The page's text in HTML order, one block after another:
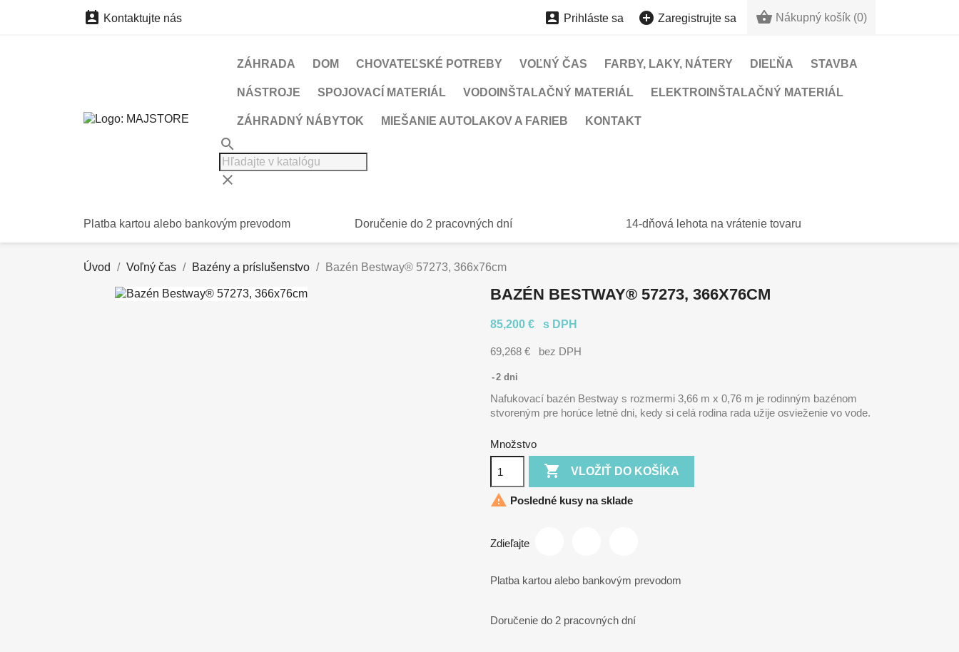
 Kontaktujte nás  Prihláste sa  Zaregistrujte sa  Nákupný košík (0)
ZÁHRADA DOM CHOVATEĽSKÉ POTREBY VOĽNÝ ČAS FARBY, LAKY, NÁTERY DIEĽŇA STAVBA
NÁSTROJE SPOJOVACÍ MATERIÁL VODOINŠTALAČNÝ MATERIÁL ELEKTROINŠTALAČNÝ MATERIÁL
ZÁHRADNÝ NÁBYTOK MIEŠANIE AUTOLAKOV A FARIEB KONTAKT
search
clear
Platba kartou alebo bankovým prevodom Doručenie do 2 pracovných dní 14-dňová lehota na vrátenie tovaru
Úvod Voľný čas Bazény a príslušenstvo Bazén Bestway® 57273, 366x76cm
BAZÉN BESTWAY® 57273, 366X76CM
85,200 € s DPH
69,268 € bez DPH
2 dni
Nafukovací bazén Bestway s rozmermi 3,66 m x 0,76 m je rodinným bazénom
stvoreným pre horúce letné dni, kedy si celá rodina rada užije osvieženie vo vode.
Množstvo
 VLOŽIŤ DO KOŠÍKA
 Posledné kusy na sklade
Zdieľajte
Platba kartou alebo bankovým prevodom
Doručenie do 2 pracovných dní